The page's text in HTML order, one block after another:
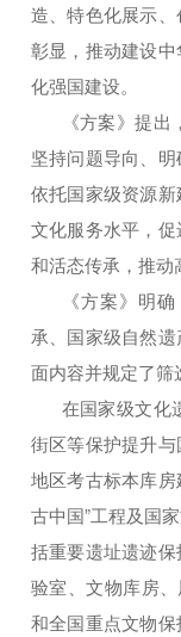
造、特色化展示
彰显，推动建设
化强国建设。
《方案》提
坚持问题导向、明
依托国家级资源
文化服务水平，
和活态传承，推动
《方案》明
承、国家级自然
面内容并规定了筛
在国家级文化
街区等保护提升
地区考古标本库房
古中国”工程及国
括重要遗址遗迹
验室、文物库房
和全国重点文物